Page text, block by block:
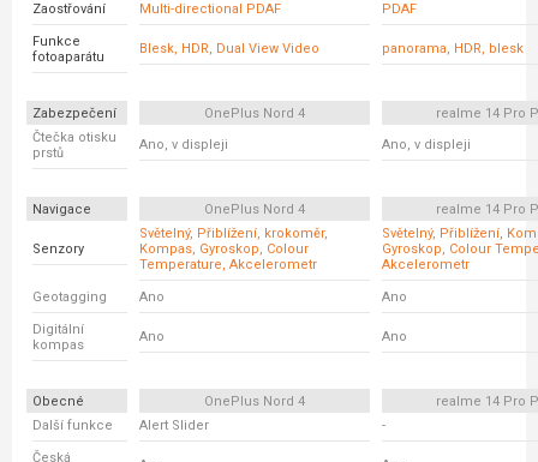
Zaostřování Multi-directional PDAF PDAF
Funkce
fotoaparátu
Blesk, HDR, Dual View Video panorama, HDR, blesk
Zabezpečení OnePlus Nord 4
realme 14 Pro
Čtečka otisku
prstů
Ano, v displeji Ano, v displeji
Navigace OnePlus Nord 4 realme 14 Pro
Senzory
Světelný, Přiblížení, krokoměr,
Kompas, Gyroskop, Colour
Temperature, Akcelerometr
Světelný, Přiblížení,
Gyroskop, Colour
Akcelerometr
Geotagging Ano Ano
Digitální
kompas
Ano Ano
Obecné OnePlus Nord 4
realme 14 Pro
Další funkce
Alert Slider -
Česká